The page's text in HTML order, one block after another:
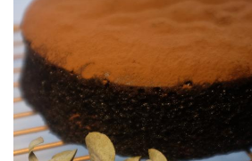
甜
點
全
覽
Our
Cakes
彌
月